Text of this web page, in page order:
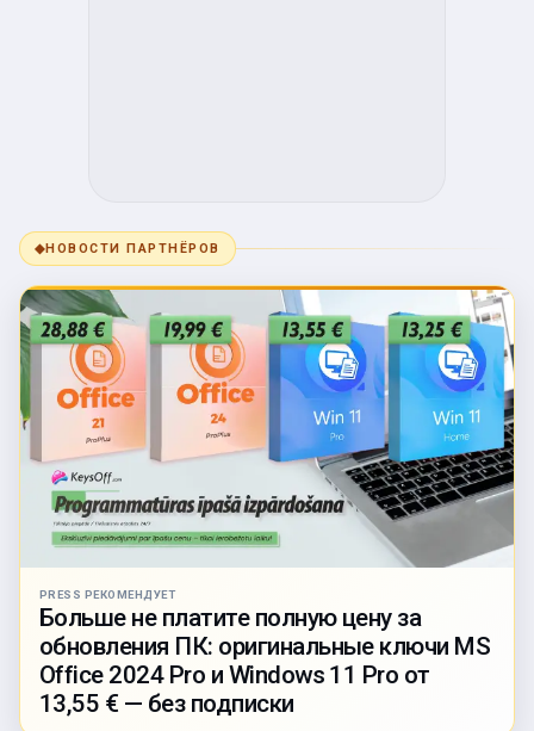
◆НОВОСТИ ПАРТНЁРОВ
PRESS РЕКОМЕНДУЕТ
Больше не платите полную цену за
обновления ПК: оригинальные ключи MS
Office 2024 Pro и Windows 11 Pro от
13,55 € — без подписки